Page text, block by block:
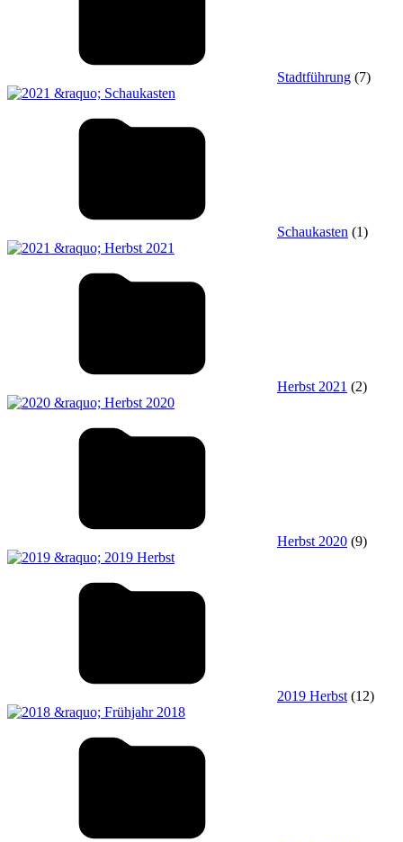
Stadtführung (7)
Schaukasten (1)
Herbst 2021 (2)
Herbst 2020 (9)
2019 Herbst (12)